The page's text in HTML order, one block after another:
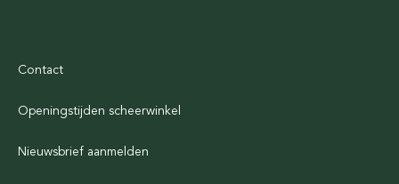
Contact
Openingstijden scheerwinkel
Nieuwsbrief aanmelden